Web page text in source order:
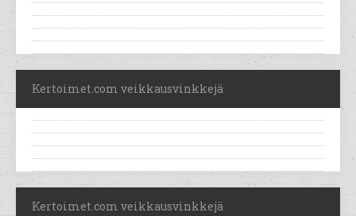
Kertoimet.com veikkausvinkkejä
Kertoimet.com veikkausvinkkejä